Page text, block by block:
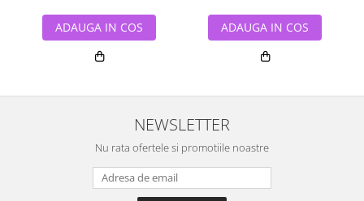
ADAUGA IN COS ADAUGA IN COS
NEWSLETTER
Nu rata ofertele si promotiile noastre